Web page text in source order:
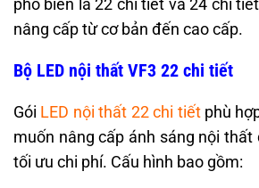
phổ biến là 22 chi tiết và 24 chi
nâng cấp từ cơ bản đến cao cấp.
Bộ LED nội thất VF3 22 chi tiết
Gói LED nội thất 22 chi tiếtphù
muốn nâng cấp ánh sáng nội
tối ưu chi phí. Cấu hình bao gồm: